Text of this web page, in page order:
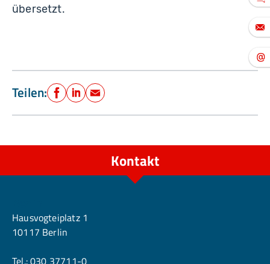
übersetzt.
Teilen: Facebook
LinkedIn
E-Mail
Kontakt
Hausvogteiplatz 1
10117 Berlin
Tel.:030 37711-0